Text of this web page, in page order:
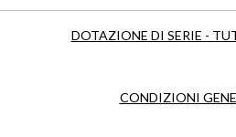
DOTAZIONE DI SERIE -
CONDIZIONI